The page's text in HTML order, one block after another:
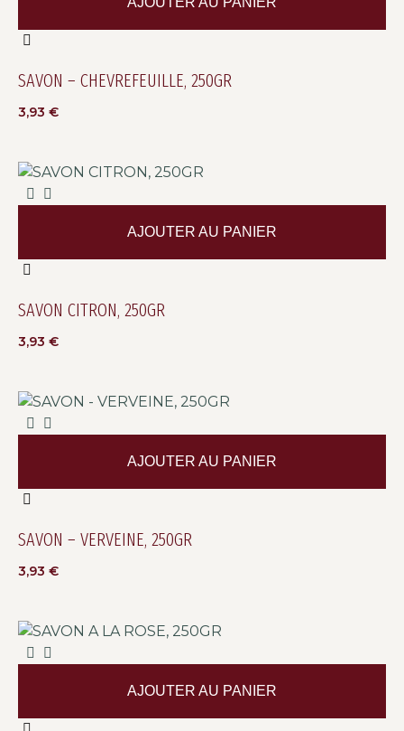
SAVON – CHEVREFEUILLE, 250GR
3,93 €
SAVON CITRON, 250GR
3,93 €
AJOUTER AU PANIER
SAVON – VERVEINE, 250GR
3,93 €
AJOUTER AU PANIER
AJOUTER AU PANIER